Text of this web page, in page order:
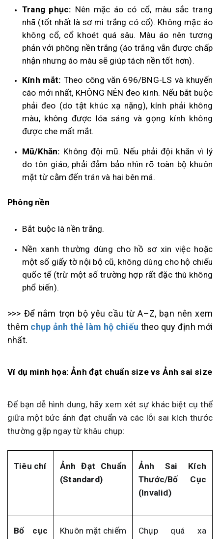
Trang phục: Nên mặc áo có cổ, màu sắc trang
nhã (tốt nhất là sơ mi trắng có cổ). Không mặc áo
không cổ, cổ khoét quá sâu. Màu áo nên tương
phản với phông nền trắng (áo trắng vẫn được chấp
nhận nhưng áo màu sẽ giúp tách nền tốt hơn).
Kính mắt: Theo công văn 696/BNG-LS và khuyến
cáo mới nhất, KHÔNG NÊN đeo kính. Nếu bắt buộc
phải đeo (do tật khúc xạ nặng), kính phải không
màu, không được lóa sáng và gọng kính không
được che mất mắt.
Mũ/Khăn: Không đội mũ. Nếu phải đội khăn vì lý
do tôn giáo, phải đảm bảo nhìn rõ toàn bộ khuôn
mặt từ cằm đến trán và hai bên má.
Phông nền
Bắt buộc là nền trắng.
Nền xanh thường dùng cho hồ sơ xin việc hoặc
một số giấy tờ nội bộ cũ, không dùng cho hộ chiếu
quốc tế (trừ một số trường hợp rất đặc thù không
phổ biến).
>>> Để nắm trọn bộ yêu cầu từ A–Z, bạn nên xem
thêm chụp ảnh thẻ làm hộ chiếu theo quy định mới
nhất.
Ví dụ minh họa: Ảnh đạt chuẩn size vs Ảnh sai size
Để bạn dễ hình dung, hãy xem xét sự khác biệt cụ thể
giữa một bức ảnh đạt chuẩn và các lỗi sai kích thước
thường gặp ngay từ khâu chụp:
Tiêu chí
Ảnh Đạt Chuẩn
(Standard)
Ảnh Sai Kích
Thước/Bố Cục
(Invalid)
Bố cục
Khuôn mặt chiếm
Chụp quá xa